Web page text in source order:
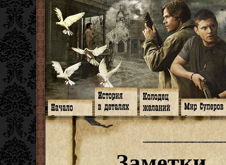
Главная
Программа
Форум
Facebook
Книги
Галереи
Музыка
Видео
Субтитры
Заметки
Мысли
Арт-кафе
Игромания
Фанфики
Фанарт
Знакомство
Обитатели
Семейное
Дневник
СИЗО